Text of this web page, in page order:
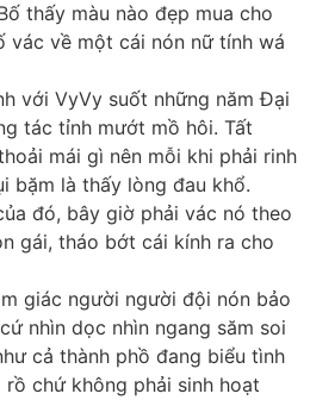
thấy màu nào đẹp mua cho
vác về một cái nón nữ tính wá
với VyVy suốt những năm Đại
tác tỉnh mướt mồ hôi. Tất
mái gì nên mỗi khi phải rinh
bặm là thấy lòng đau khổ.
đó, bây giờ phải vác nó theo
gái, tháo bớt cái kính ra cho
giác người người đội nón bảo
nhìn dọc nhìn ngang săm soi
cả thành phồ đang biểu tình
chứ không phải sinh hoạt